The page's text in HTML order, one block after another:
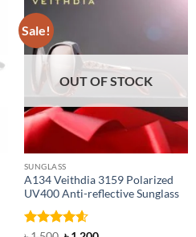
Sale!
OUT OF STOCK
SUNGLASS
A134 Veithdia 3159 Polarized
UV400 Anti-reflective Sunglass